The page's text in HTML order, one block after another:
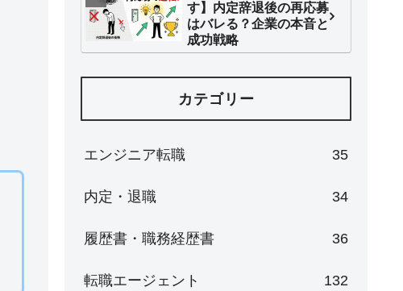
す】内定辞退後の再応募
はバレる？企業の本音と
成功戦略
カテゴリー
エンジニア転職 35
内定・退職 34
履歴書・職務経歴書 36
転職エージェント 132